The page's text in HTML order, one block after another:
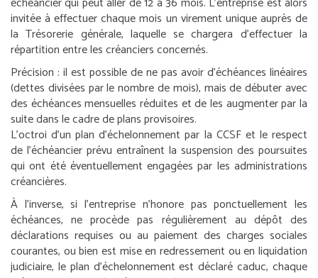
invitée à effectuer chaque mois un virement unique auprès de
la Trésorerie générale, laquelle se chargera d’effectuer la
répartition entre les créanciers concernés.
Précision : il est possible de ne pas avoir d’échéances linéaires
(dettes divisées par le nombre de mois), mais de débuter avec
des échéances mensuelles réduites et de les augmenter par la
suite dans le cadre de plans provisoires.
L’octroi d’un plan d’échelonnement par la CCSF et le respect
de l’échéancier prévu entraînent la suspension des poursuites
qui ont été éventuellement engagées par les administrations
créancières.
À l’inverse, si l’entreprise n’honore pas ponctuellement les
échéances, ne procède pas régulièrement au dépôt des
déclarations requises ou au paiement des charges sociales
courantes, ou bien est mise en redressement ou en liquidation
judiciaire, le plan d’échelonnement est déclaré caduc, chaque